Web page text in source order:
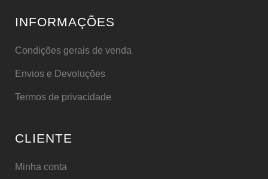
INFORMAÇÕES
Condições gerais de venda
Envios e Devoluções
Termos de privacidade
CLIENTE
Minha conta